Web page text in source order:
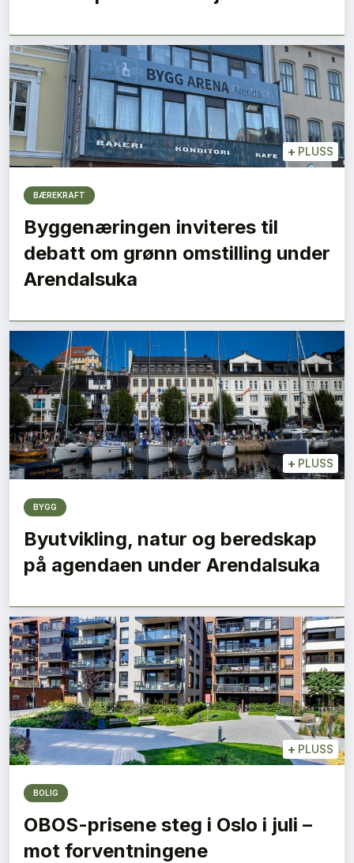
+ PLUSS
BÆREKRAFT
Byggenæringen inviteres til
debatt om grønn omstilling under
Arendalsuka
+ PLUSS
BYGG
Byutvikling, natur og beredskap
på agendaen under Arendalsuka
+ PLUSS
BOLIG
OBOS-prisene steg i Oslo i juli –
mot forventningene